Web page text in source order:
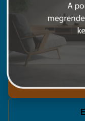
20 évnyi
segítünk.
teljes telephely